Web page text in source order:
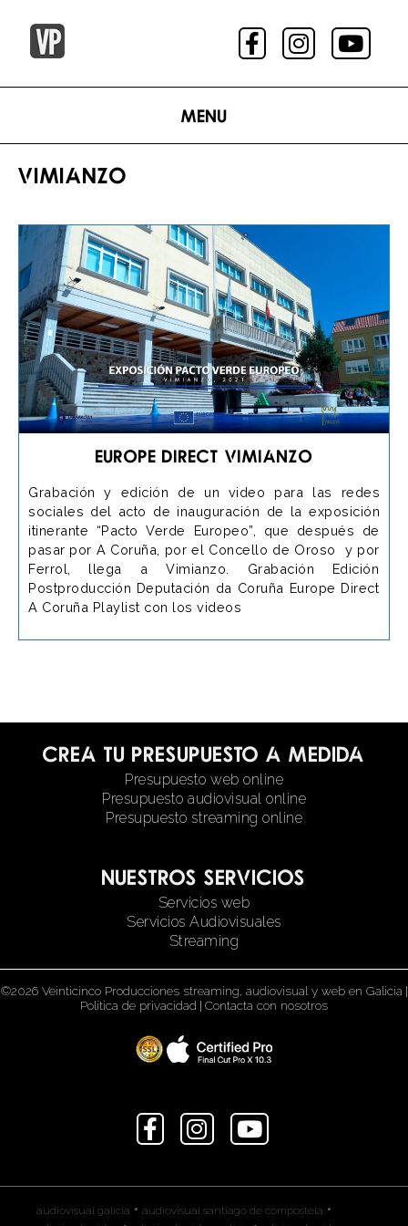
Menu
VIMIANZO
Europe Direct Vimianzo
Grabación y edición de un video para las redes
sociales del acto de inauguración de la exposición
itinerante “Pacto Verde Europeo”, que después de
pasar por A Coruña, por el Concello de Oroso y por
Ferrol, llega a Vimianzo. Grabación Edición
Postproducción Deputación da Coruña Europe Direct
A Coruña Playlist con los videos
Crea tu presupuesto a medida
Presupuesto web online
Presupuesto audiovisual online
Presupuesto streaming online
Nuestros servicios
Servicios web
Servicios Audiovisuales
Streaming
©2026 Veinticinco Producciones streaming, audiovisual y web en Galicia |
Política de privacidad | Contacta con nosotros
audiovisual galicia • audiovisual santiago de compostela •